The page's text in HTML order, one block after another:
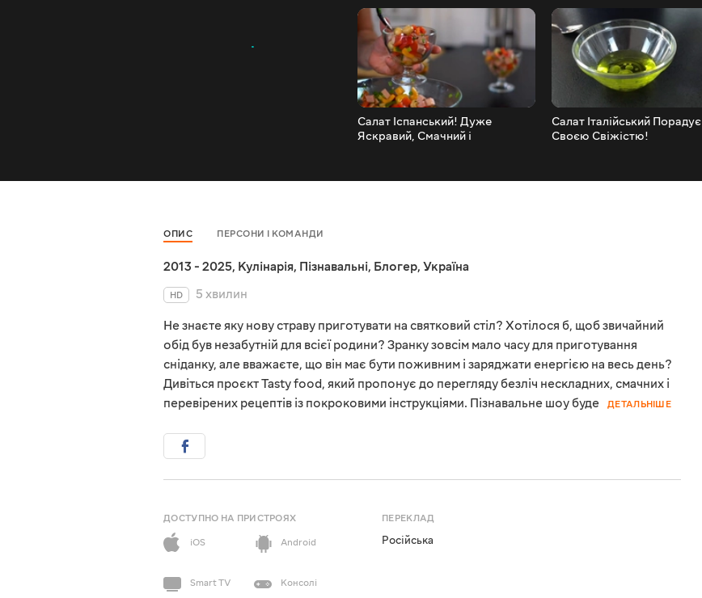
Салат Іспанський! Дуже
Яскравий, Смачний і
Салат Італійський Порадує
Своєю Свіжістю!
ОПИС ПЕРСОНИ І КОМАНДИ
2013 - 2025, Кулінарія, Пізнавальні, Блогер, Україна
HD
5 хвилин
Не знаєте яку нову страву приготувати на святковий стіл? Хотілося б, щоб звичайний
обід був незабутній для всієї родини? Зранку зовсім мало часу для приготування
сніданку, але вважаєте, що він має бути поживним і заряджати енергією на весь день?
Дивіться проєкт Tasty food, який пропонує до перегляду безліч нескладних, смачних і
перевірених рецептів із покроковими інструкціями. Пізнавальне шоу буде
ДЕТАЛЬНІШЕ
ДОСТУПНО НА ПРИСТРОЯХ
iOS
Android
Smart TV Консолі
ПЕРЕКЛАД
Російська